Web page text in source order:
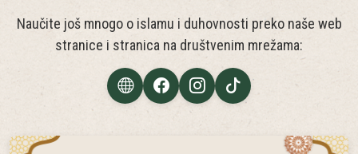
Naučite još mnogo o islamu i duhovnosti preko naše web
stranice i stranica na društvenim mrežama: